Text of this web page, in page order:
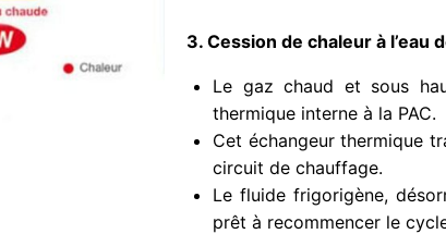
3. Cession de chaleur à l’eau
Le gaz chaud et sous
thermique interne à la PAC.
Cet échangeur thermique
circuit de chauffage.
Le fluide frigorigène,
prêt à recommencer le